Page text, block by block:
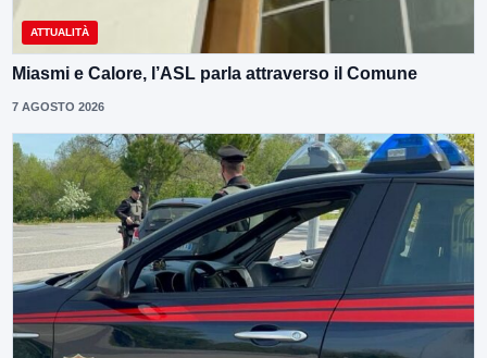
ATTUALITÀ
Miasmi e Calore, l’ASL parla attraverso il Comune
7 AGOSTO 2026